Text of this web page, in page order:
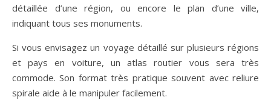
détaillée d’une région, ou encore le plan d’une ville,
indiquant tous ses monuments.
Si vous envisagez un voyage détaillé sur plusieurs régions
et pays en voiture, un atlas routier vous sera très
commode. Son format très pratique souvent avec reliure
spirale aide à le manipuler facilement.